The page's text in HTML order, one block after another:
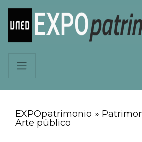
EXPOpatrimonio »
Arte público